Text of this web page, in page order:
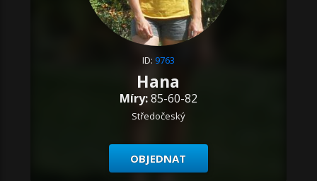
ID: 9763
Hana
Míry:85-60-82
Středočeský
OBJEDNAT